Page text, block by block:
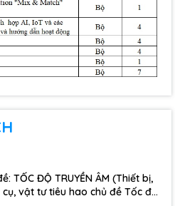
TỐC ĐỘ TRUYỀN ÂM (Thiết bị,
cụ, vật tư tiêu hao chủ đề Tốc độ